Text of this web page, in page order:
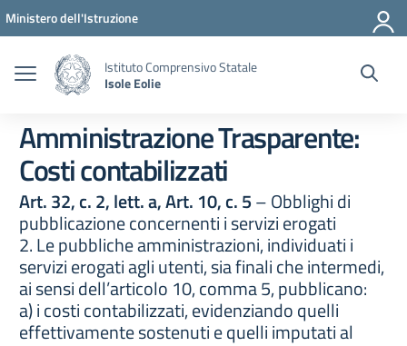
Vai ai contenuti
Vai al menu di navigazione
Vai al footer
Ministero dell'Istruzione
Istituto Comprensivo Statale
Isole Eolie
Amministrazione Trasparente:
Costi contabilizzati
Art. 32, c. 2, lett. a, Art. 10, c. 5– Obblighi di
pubblicazione concernenti i servizi erogati
2. Le pubbliche amministrazioni, individuati i
servizi erogati agli utenti, sia finali che intermedi,
ai sensi dell’articolo 10, comma 5, pubblicano:
a) i costi contabilizzati, evidenziando quelli
effettivamente sostenuti e quelli imputati al